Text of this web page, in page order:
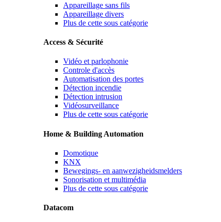
Appareillage sans fils
Appareillage divers
Plus de cette sous catégorie
Access & Sécurité
Vidéo et parlophonie
Controle d'accès
Automatisation des portes
Détection incendie
Détection intrusion
Vidéosurveillance
Plus de cette sous catégorie
Home & Building Automation
Domotique
KNX
Bewegings- en aanwezigheidsmelders
Sonorisation et multimédia
Plus de cette sous catégorie
Datacom